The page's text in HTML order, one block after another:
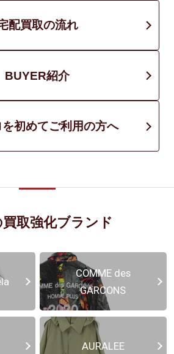
配買取の流れ
BUYER紹介
を初めてご利用の方へ
取強化ブランド
COMME des
GARCONS
AURALEE